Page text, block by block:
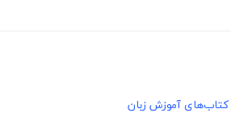
کتاب‌های آموزش زبان